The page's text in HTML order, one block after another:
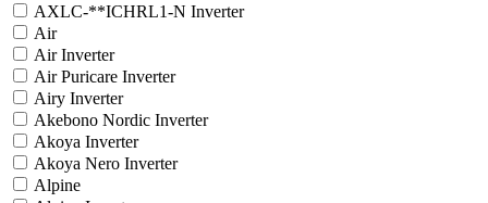
AXLC-**ICHRL1-N Inverter
Air
Air Inverter
Air Puricare Inverter
Airy Inverter
Akebono Nordic Inverter
Akoya Inverter
Akoya Nero Inverter
Alpine